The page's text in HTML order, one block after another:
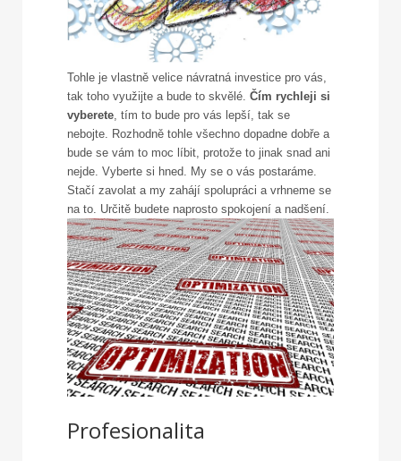
Tohle je vlastně velice návratná investice pro vás,
tak toho využijte a bude to skvělé. Čím rychleji si
vyberete, tím to bude pro vás lepší, tak se
nebojte. Rozhodně tohle všechno dopadne dobře a
bude se vám to moc líbit, protože to jinak snad ani
nejde. Vyberte si hned. My se o vás postaráme.
Stačí zavolat a my zahájí spolupráci a vrhneme se
na to. Určitě budete naprosto spokojení a nadšení.
Profesionalita